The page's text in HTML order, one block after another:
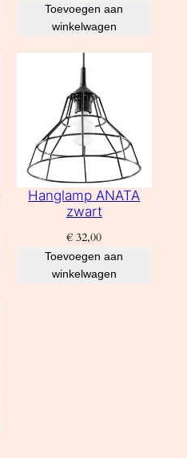
Toevoegen aan
winkelwagen
Hanglamp ANATA
zwart
€ 32,00
Toevoegen aan
winkelwagen